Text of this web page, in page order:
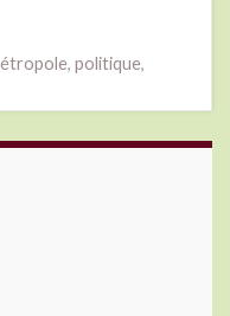
, politique,